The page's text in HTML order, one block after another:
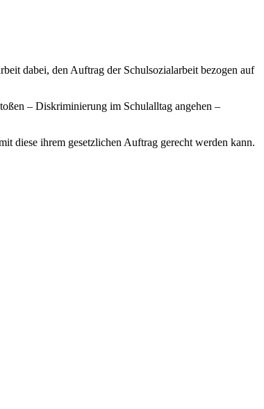
dabei, den Auftrag der Schulsozialarbeit bezogen auf
– Diskriminierung im Schulalltag angehen –
diese ihrem gesetzlichen Auftrag gerecht werden kann.